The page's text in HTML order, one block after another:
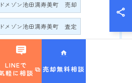
メゾン池田満寿美町 売却
メゾン池田満寿美町 査定
メゾン満寿美町2016 売却
メゾン満寿美町2016 査定
LINEで
軽に相談
売却無料相談